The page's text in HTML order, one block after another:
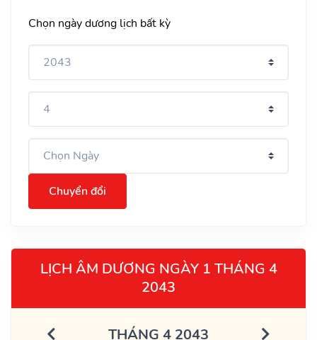
Chọn ngày dương lịch bất kỳ
Chuyển đổi
LỊCH ÂM DƯƠNG NGÀY 1 THÁNG 4
2043
THÁNG 4 2043